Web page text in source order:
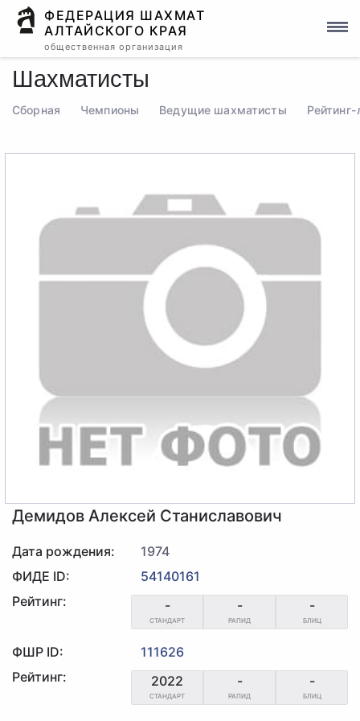
ФЕДЕРАЦИЯ ШАХМАТ
АЛТАЙСКОГО КРАЯ
общественная организация
Шахматисты
Сборная Чемпионы Ведущие шахматисты Рейтинг-
Демидов Алексей Станиславович
Дата рождения:
1974
ФИДЕ ID:
54140161
Рейтинг:
-
СТАНДАРТ
-
РАПИД
-
БЛИЦ
ФШР ID:
111626
Рейтинг:
2022
СТАНДАРТ
-
РАПИД
-
БЛИЦ